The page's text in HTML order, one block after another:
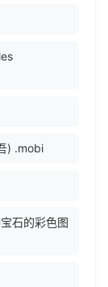
) .mobi
石的彩色图